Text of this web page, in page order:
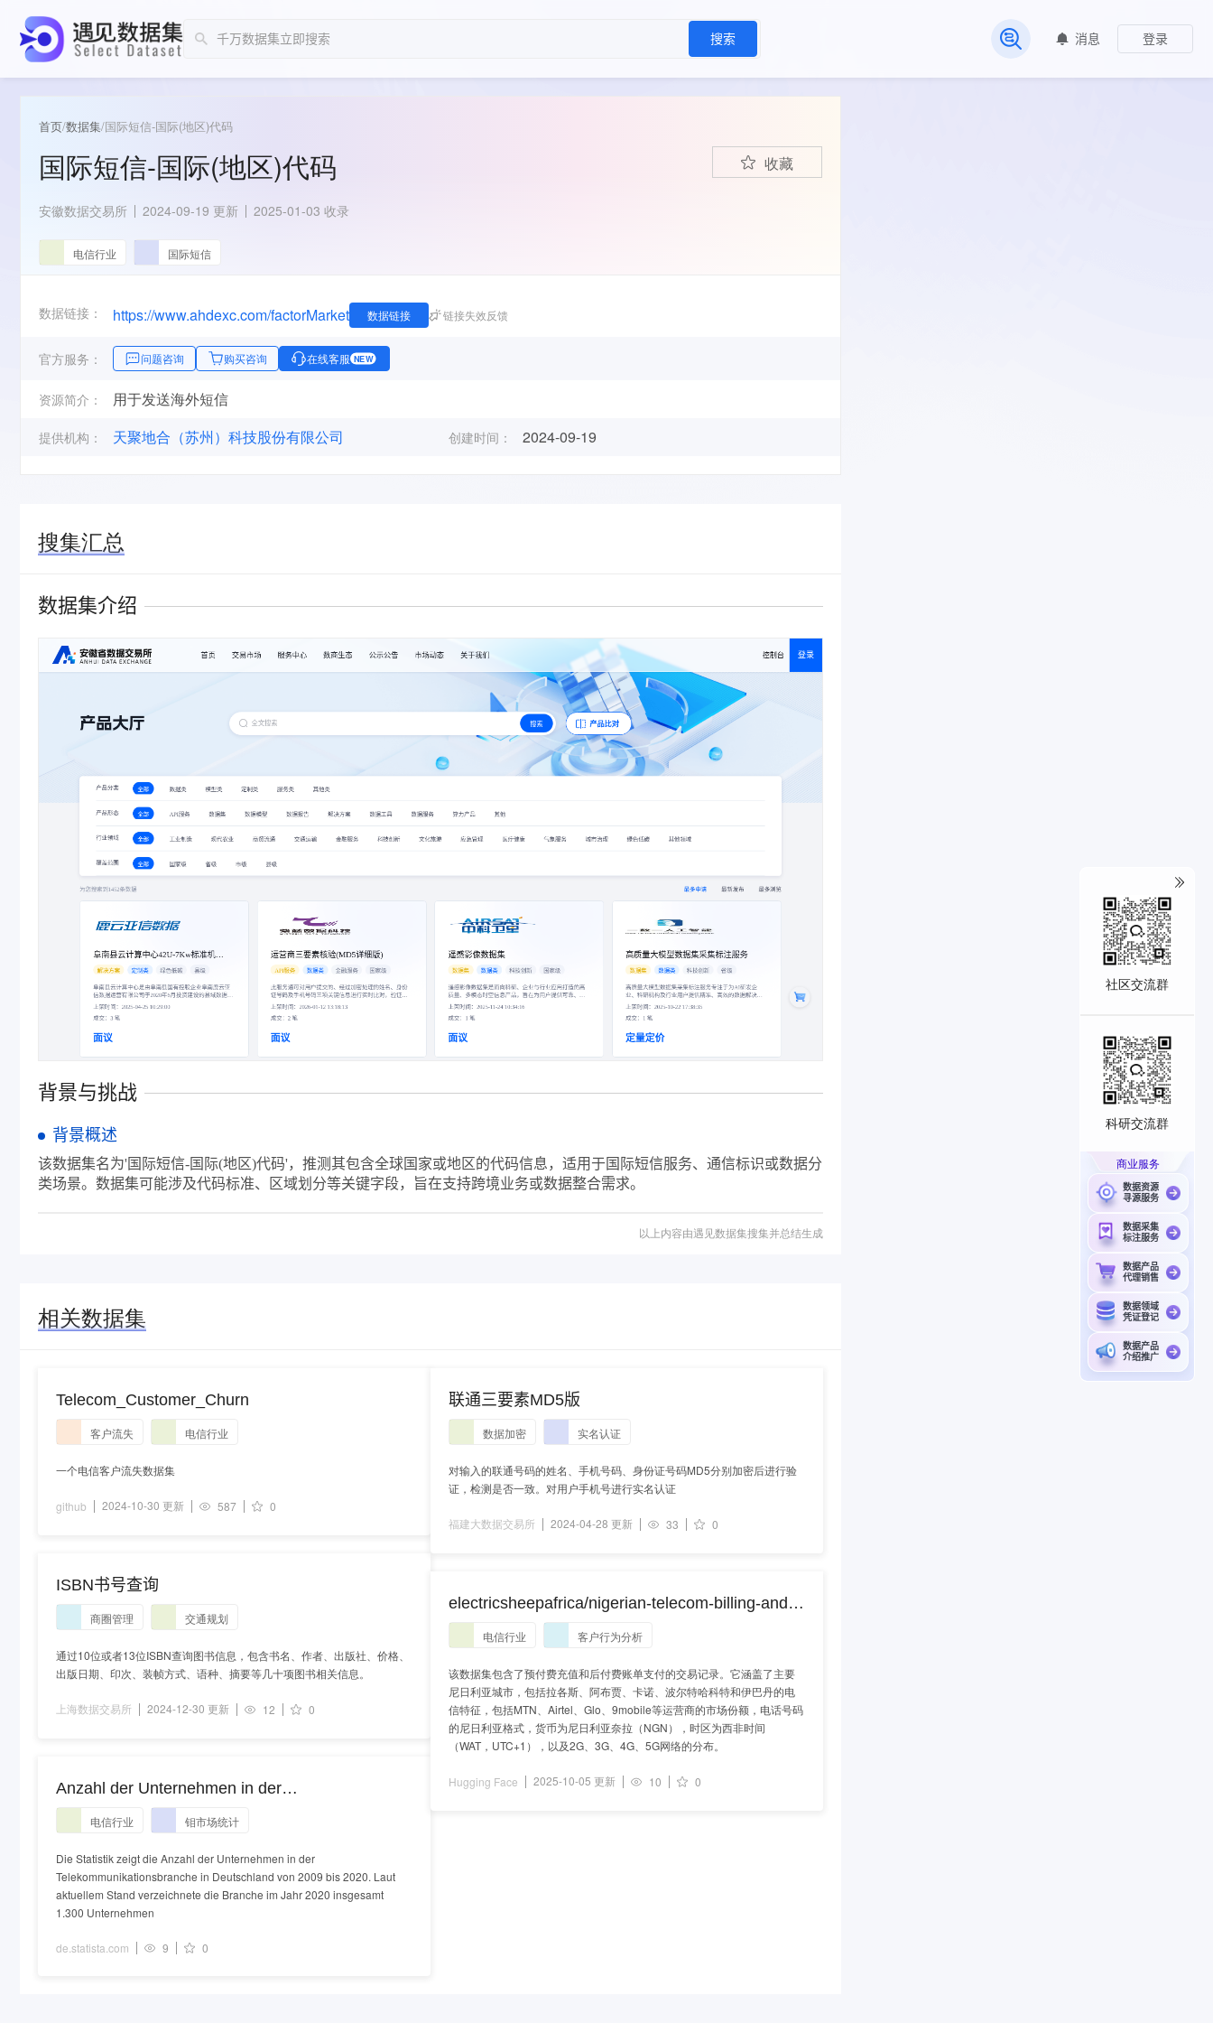
搜索
常见问题
消息 登录
首页/数据集/国际短信-国际(地区)代码
国际短信-国际(地区)代码 收藏
安徽数据交易所 2024-09-19 更新 2025-01-03 收录
电信行业 国际短信
数据链接： https://www.ahdexc.com/factorMarket 数据链接 链接失效反馈
官方服务： 问题咨询 购买咨询 在线客服 NEW
资源简介： 用于发送海外短信
提供机构： 天聚地合（苏州）科技股份有限公司 创建时间： 2024-09-19
搜集汇总
数据集介绍
背景与挑战
背景概述
该数据集名为'国际短信-国际(地区)代码'，推测其包含全球国家或地区的代码信息，适用于国际短信服务、通信标识或数据分
类场景。数据集可能涉及代码标准、区域划分等关键字段，旨在支持跨境业务或数据整合需求。
以上内容由遇见数据集搜集并总结生成
相关数据集
Telecom_Customer_Churn
客户流失 电信行业
一个电信客户流失数据集
github 2024-10-30 更新 587 0
ISBN书号查询
商圈管理 交通规划
通过10位或者13位ISBN查询图书信息，包含书名、作者、出版社、价格、
出版日期、印次、装帧方式、语种、摘要等几十项图书相关信息。
上海数据交易所 2024-12-30 更新 12 0
Anzahl der Unternehmen in der
Telekommunikationsbranche in Deutschland bis
2020
电信行业 钼市场统计
Die Statistik zeigt die Anzahl der Unternehmen in der
Telekommunikationsbranche in Deutschland von 2009 bis 2020. Laut
aktuellem Stand verzeichnete die Branche im Jahr 2020 insgesamt
1.300 Unternehmen
de.statista.com 9 0
联通三要素MD5版
数据加密 实名认证
对输入的联通号码的姓名、手机号码、身份证号码MD5分别加密后进行验
证，检测是否一致。对用户手机号进行实名认证
福建大数据交易所 2024-04-28 更新 33 0
electricsheepafrica/nigerian-telecom-billing-and-
recharge-history
电信行业 客户行为分析
该数据集包含了预付费充值和后付费账单支付的交易记录。它涵盖了主要
尼日利亚城市，包括拉各斯、阿布贾、卡诺、波尔特哈科特和伊巴丹的电
信特征，包括MTN、Airtel、Glo、9mobile等运营商的市场份额，电话号码
的尼日利亚格式，货币为尼日利亚奈拉（NGN），时区为西非时间
（WAT，UTC+1），以及2G、3G、4G、5G网络的分布。
Hugging Face 2025-10-05 更新 10 0
社区交流群
科研交流群
商业服务
数据资源
寻源服务
数据采集
标注服务
数据产品
代理销售
数据领域
凭证登记
数据产品
介绍推广